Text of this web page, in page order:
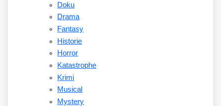
Doku
Drama
Fantasy
Historie
Horror
Katastrophe
Krimi
Musical
Mystery